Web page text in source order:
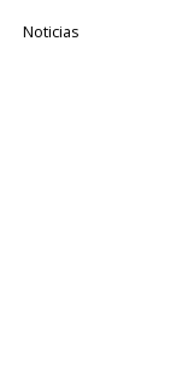
Noticias